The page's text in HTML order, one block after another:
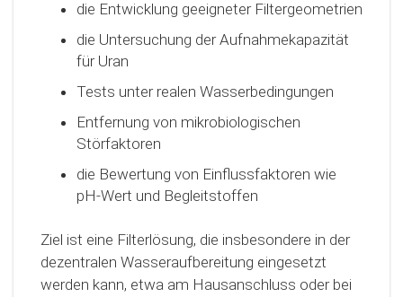
die Entwicklung geeigneter Filtergeometrien
die Untersuchung der Aufnahmekapazität
für Uran
Tests unter realen Wasserbedingungen
Entfernung von mikrobiologischen
Störfaktoren
die Bewertung von Einflussfaktoren wie
pH-Wert und Begleitstoffen
Ziel ist eine Filterlösung, die insbesondere in der
dezentralen Wasseraufbereitung eingesetzt
werden kann, etwa am Hausanschluss oder bei